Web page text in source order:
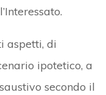
aspetti, di
ipotetico, a
secondo il